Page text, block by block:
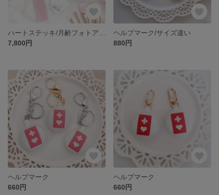
7,800円
ヘルプマーク/サイズ違い
880円
ヘルプマーク
660円
ヘルプマーク
660円